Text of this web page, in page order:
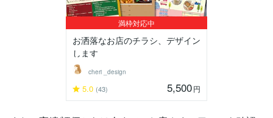
満枠対応中
お洒落なお店のチラシ、デザイン
します
cheri _design
5.0 (43) 5,500円